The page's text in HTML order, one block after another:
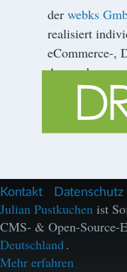
derwebks
realisiert
eCommerce-,
Anwendungen.
F
ß
z
e
i
l
Kontakt Datenschutz
Julian Pustkuchen ist
CMS- & Open-Source-
Deutschland.
Mehr erfahren